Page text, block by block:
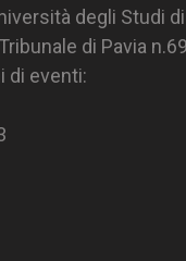
degli Studi
di Pavia
di eventi: